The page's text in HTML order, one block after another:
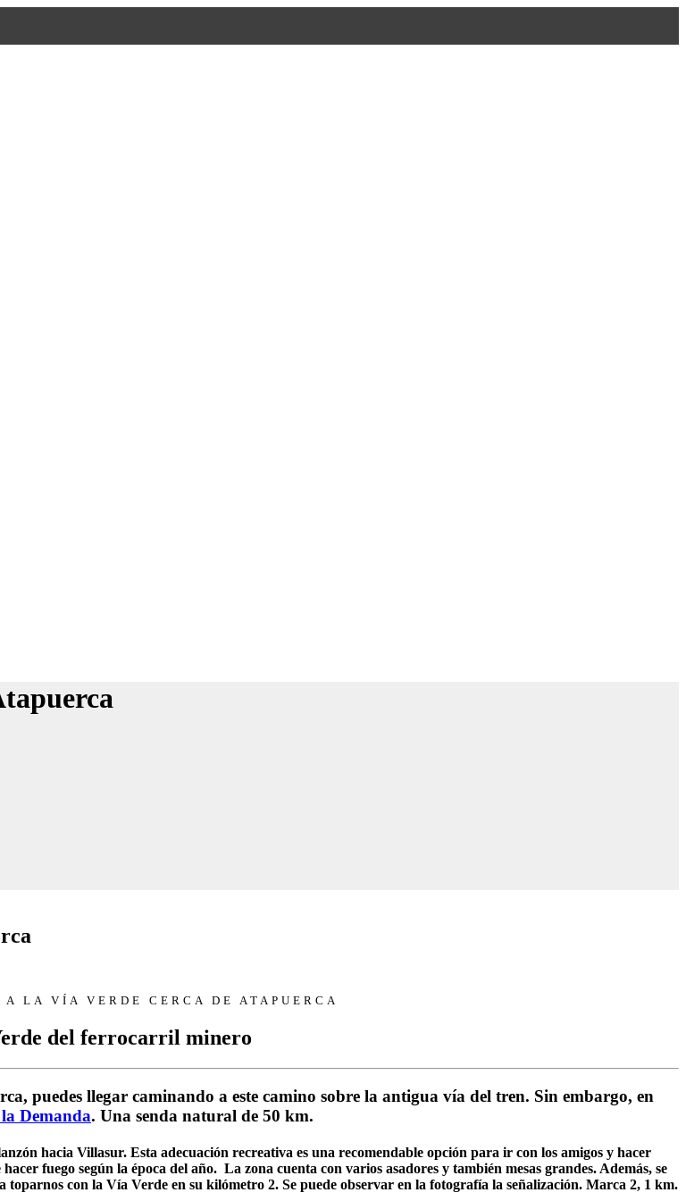
A LA VÍA VERDE CERCA DE ATAPUERCA
del ferrocarril minero
puedes llegar caminando a este camino sobre la antigua vía del tren. Sin embargo, en
Demanda. Una senda natural de 50 km.
hacia Villasur. Esta adecuación recreativa es una recomendable opción para ir con los amigos y hacer
fuego según la época del año. La zona cuenta con varios asadores y también mesas grandes. Además, se
con la Vía Verde en su kilómetro 2. Se puede observar en la fotografía la señalización. Marca 2, 1 km.